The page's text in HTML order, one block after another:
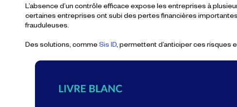
L’absence d’un contrôle efficace expose les entreprises à
certaines entreprises ont subi des pertes financières
frauduleuses.
Des solutions, comme Sis ID, permettent d’anticiper ces risques